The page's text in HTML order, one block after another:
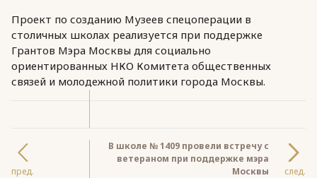
Проект по созданию Музеев спецоперации в
столичных школах реализуется при поддержке
Грантов Мэра Москвы для социально
ориентированных НКО Комитета общественных
связей и молодежной политики города Москвы.
пред.
В школе № 1409 провели встречу с
ветераном при поддержке мэра
Москвы
след.